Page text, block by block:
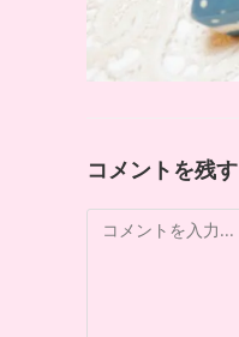
コメントを残す